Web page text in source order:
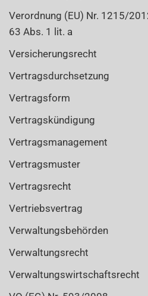
Verordnung (EU) Nr. 1215/
63 Abs. 1 lit. a
Versicherungsrecht
Vertragsdurchsetzung
Vertragsform
Vertragskündigung
Vertragsmanagement
Vertragsmuster
Vertragsrecht
Vertriebsvertrag
Verwaltungsbehörden
Verwaltungsrecht
Verwaltungswirtschaftsrecht